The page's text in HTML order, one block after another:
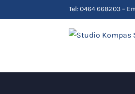
al
Tel: 0464 668203 –